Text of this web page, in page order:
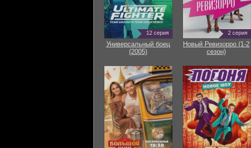
12 серия
Универсальный боец
(2005)
2 серия
Новый Ревизорро (1-2
сезон)